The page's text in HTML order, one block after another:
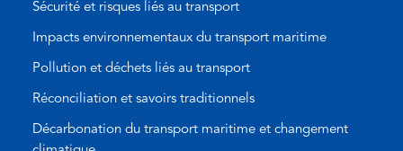
Sécurité et risques liés au transport
Impacts environnementaux du transport maritime
Pollution et déchets liés au transport
Réconciliation et savoirs traditionnels
Décarbonation du transport maritime et changement